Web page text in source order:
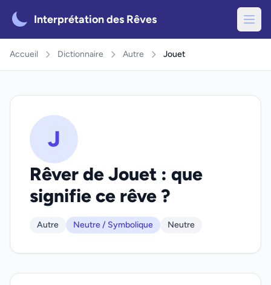
Interprétation des Rêves
Accueil Dictionnaire Autre Jouet
J
Rêver de Jouet : que
signifie ce rêve ?
Autre Neutre / Symbolique Neutre